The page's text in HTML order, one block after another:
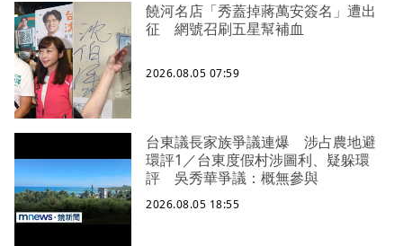
饒河名店「秀蓋掉蔣萬安簽名」遭出
征 網號召刷五星幫補血
2026.08.05 07:59
台東議長家族爭議連爆 涉占農地避
環評1／台東度假村涉圖利、疑躲環
評 吳秀華爭議：概無參與
2026.08.05 18:55